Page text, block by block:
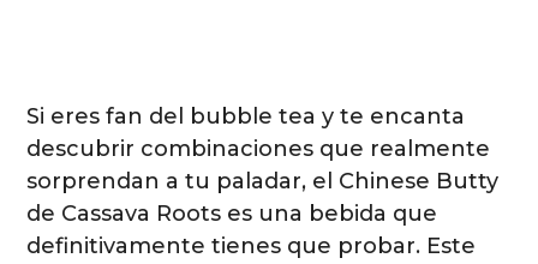
Si eres fan del bubble tea y te encanta
descubrir combinaciones que realmente
sorprendan a tu paladar, el Chinese Butty
de Cassava Roots es una bebida que
definitivamente tienes que probar. Este